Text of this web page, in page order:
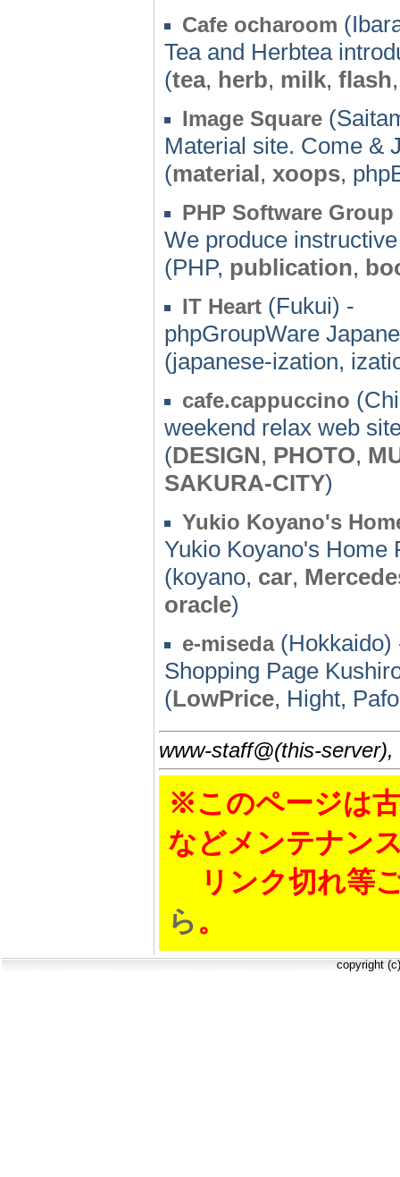
Cafe ocharoom
Tea and Herbtea
(tea, herb, milk, flash
Image Square
Material site. Come &
(material, xoops,
PHP Software Group
We produce
(PHP, publication,
IT Heart (Fukui) -
phpGroupWare
(japanese-ization,
cafe.cappuccino
weekend relax web
(DESIGN, PHOTO,
SAKURA-CITY)
Yukio Koyano's
Yukio Koyano's Home
(koyano, car,
oracle)
e-miseda(Hokkaido)
Shopping Page
(LowPrice, Hight,
www-staff@(this-
※このページは
などメンテナン
リンク切れ等
ら。
copyright